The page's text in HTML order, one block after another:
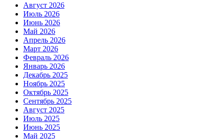
Август 2026
Июль 2026
Июнь 2026
Май 2026
Апрель 2026
Март 2026
Февраль 2026
Январь 2026
Декабрь 2025
Ноябрь 2025
Октябрь 2025
Сентябрь 2025
Август 2025
Июль 2025
Июнь 2025
Май 2025